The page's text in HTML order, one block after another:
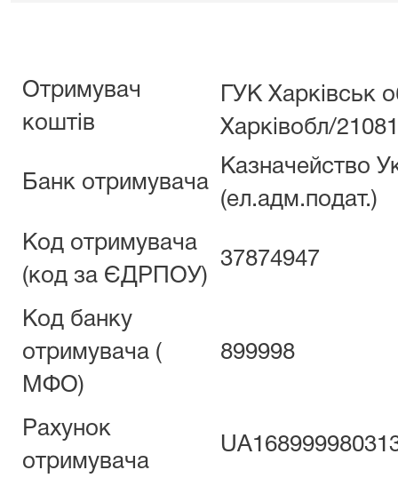
Отримувач
коштів
ГУК Харківськ
Харківобл/
Банк отримувача
Казначейство
(ел.адм.подат.)
Код отримувача
(код за ЄДРПОУ)
37874947
Код банку
отримувача (
МФО)
899998
Рахунок
отримувача